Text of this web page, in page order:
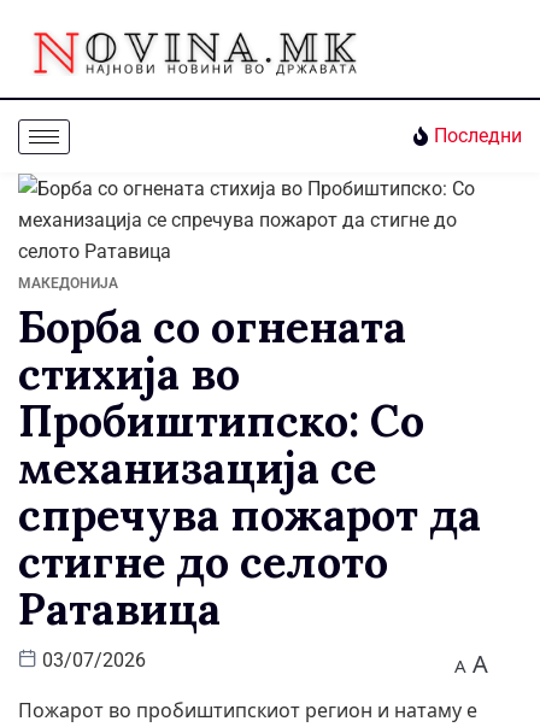
Последни
МАКЕДОНИЈА
Борба со огнената
стихија во
Пробиштипско: Со
механизација се
спречува пожарот да
стигне до селото
Ратавица
03/07/2026 A A
Пожарот во пробиштипскиот регион и натаму е